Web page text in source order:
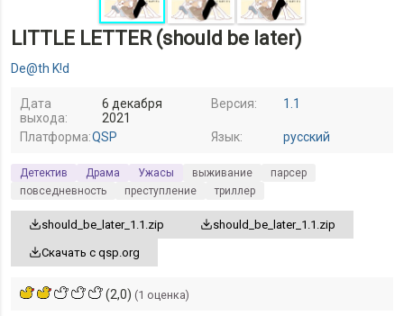
LITTLE LETTER (should be later)
De@th K!d
Дата
выхода:
6 декабря
2021
Версия: 1.1
Платформа:QSP Язык: русский
Детектив Драма Ужасы выживание
парсер
повседневность
преступление триллер
should_be_later_1.1.zip should_be_later_1.1.zip
Скачать с qsp.org
(2,0) (1 оценка)